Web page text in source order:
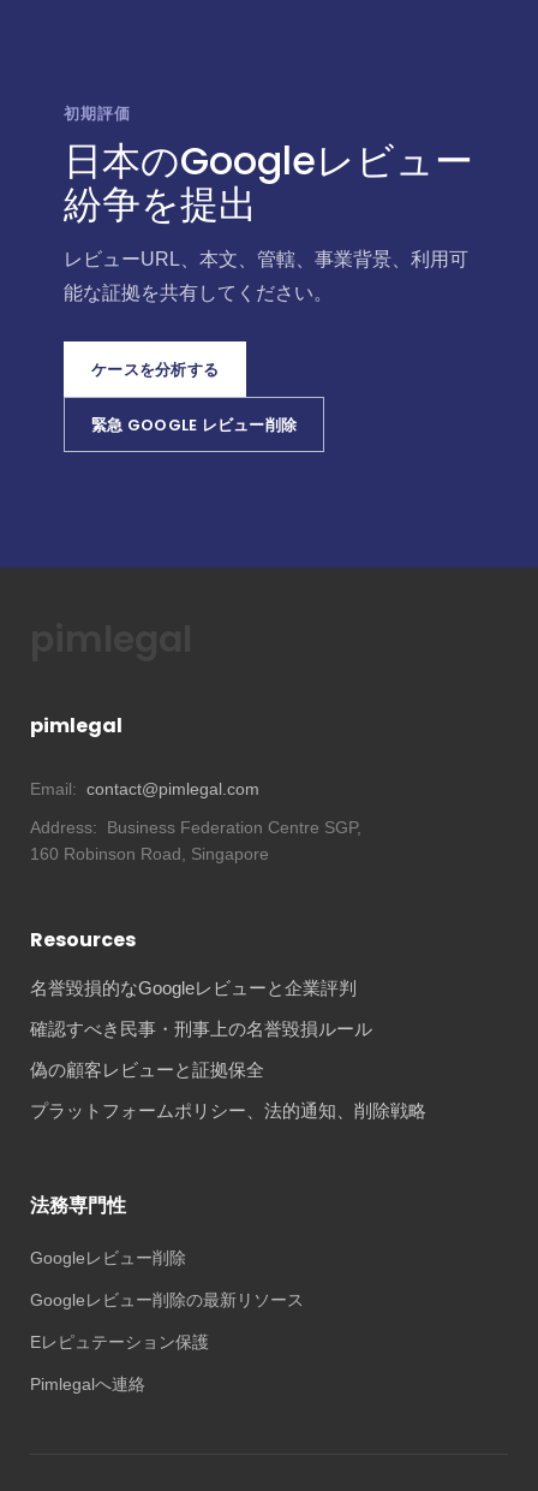
初期評価
日本のGoogleレビュー
紛争を提出
レビューURL、本文、管轄、事業背景、利用可
能な証拠を共有してください。
ケースを分析する
緊急 GOOGLE レビュー削除
pimlegal
Email: contact@pimlegal.com
Address:
Business Federation Centre SGP,
160 Robinson Road, Singapore
Resources
名誉毀損的なGoogleレビューと企業評判
確認すべき民事・刑事上の名誉毀損ルール
偽の顧客レビューと証拠保全
プラットフォームポリシー、法的通知、削除戦略
法務専門性
Googleレビュー削除
Googleレビュー削除の最新リソース
Eレピュテーション保護
Pimlegalへ連絡